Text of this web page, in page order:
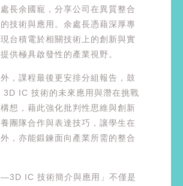
長余國寵，分享公司在異質整合
技術與應用。余處長憑藉深厚專
台積電於相關技術上的創新與實
供極具啟發性的產業視野。
，課程最後更安排分組報告，鼓
3D IC 技術的未來應用與潛在挑戰
想，藉此強化批判性思維與創新
團隊合作與表達技巧，讓學生在
，亦能鍛鍊面向產業所需的整合
—3D IC 技術簡介與應用」不僅是